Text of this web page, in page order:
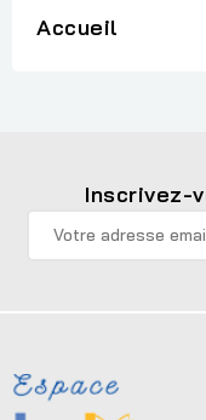
Accueil
Inscrivez-